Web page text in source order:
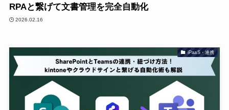
RPAと繋げて文書管理を完全自動化
2026.02.16
iPaaS・連携